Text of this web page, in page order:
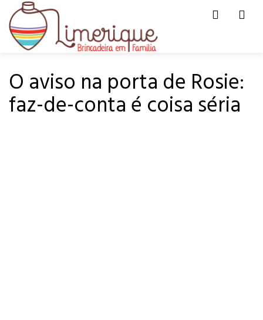
HOME PARA LER
O aviso na porta de Rosie:
faz-de-conta é coisa séria